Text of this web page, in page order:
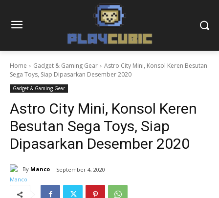
Home Gadget & Gaming Gear
Astro City Mini, Konsol Keren Besutan
Sega Toys, Siap Dipasarkan Desember 2020
Gadget & Gaming Gear
Astro City Mini, Konsol Keren
Besutan Sega Toys, Siap
Dipasarkan Desember 2020
By Manco September 4, 2020